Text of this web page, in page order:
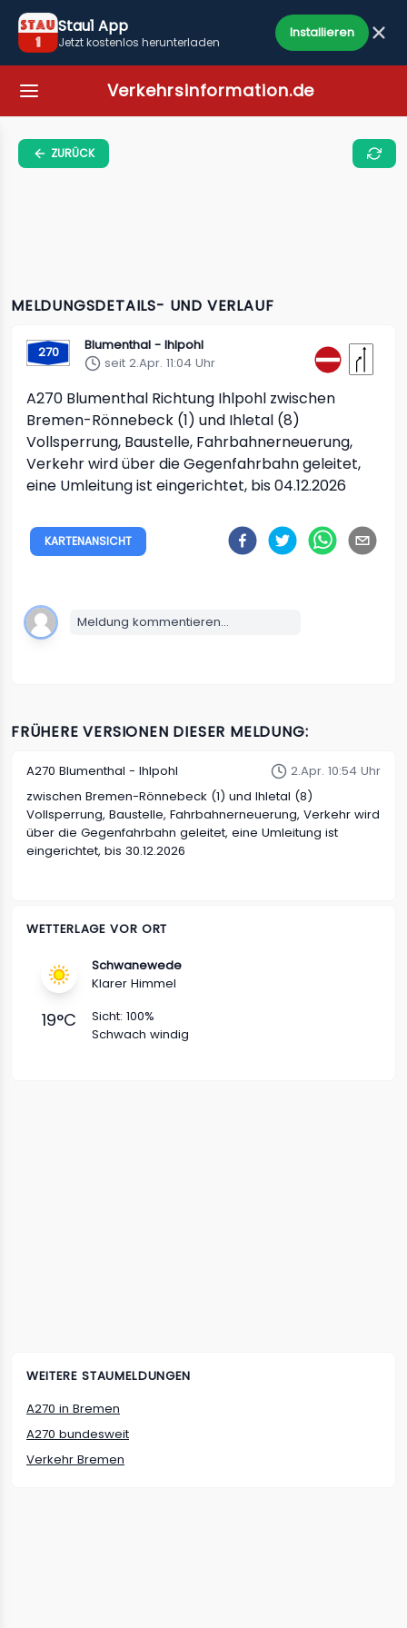
Stau1 App
Jetzt kostenlos herunterladen
Installieren
Verkehrsinformation.de
ZURÜCK
MELDUNGSDETAILS- UND VERLAUF
270
Blumenthal - Ihlpohl
seit 2.Apr. 11:04 Uhr
A270 Blumenthal Richtung Ihlpohl zwischen
Bremen-Rönnebeck (1) und Ihletal (8)
Vollsperrung, Baustelle, Fahrbahnerneuerung,
Verkehr wird über die Gegenfahrbahn geleitet,
eine Umleitung ist eingerichtet, bis 04.12.2026
KARTENANSICHT
Meldung kommentieren...
FRÜHERE VERSIONEN DIESER MELDUNG:
A270 Blumenthal - Ihlpohl
2.Apr. 10:54 Uhr
zwischen Bremen-Rönnebeck (1) und Ihletal (8)
Vollsperrung, Baustelle, Fahrbahnerneuerung, Verkehr wird
über die Gegenfahrbahn geleitet, eine Umleitung ist
eingerichtet, bis 30.12.2026
WETTERLAGE VOR ORT
Schwanewede
Klarer Himmel
19°C Sicht: 100%
Schwach windig
WEITERE STAUMELDUNGEN
A270 in Bremen
A270 bundesweit
Verkehr Bremen